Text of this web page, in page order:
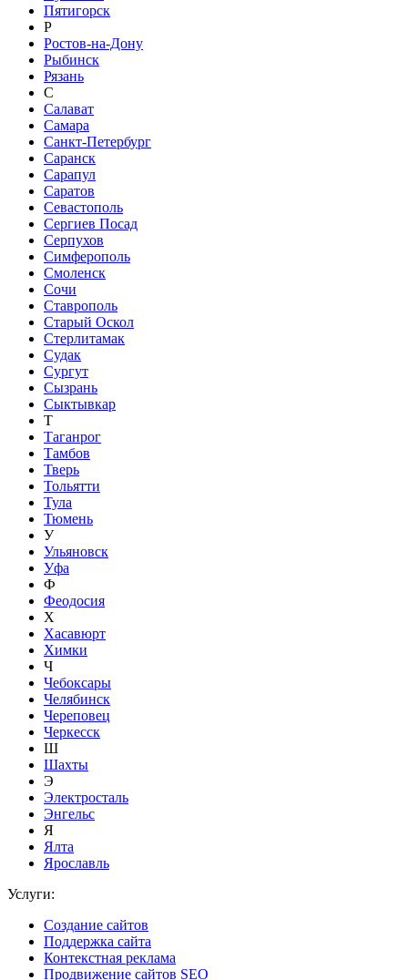
Пятигорск
Р
Ростов-на-Дону
Рыбинск
Рязань
С
Салават
Самара
Санкт-Петербург
Саранск
Сарапул
Саратов
Севастополь
Сергиев Посад
Серпухов
Симферополь
Смоленск
Сочи
Ставрополь
Старый Оскол
Стерлитамак
Судак
Сургут
Сызрань
Сыктывкар
Т
Таганрог
Тамбов
Тверь
Тольятти
Тула
Тюмень
У
Ульяновск
Уфа
Ф
Феодосия
Х
Хасавюрт
Химки
Ч
Чебоксары
Челябинск
Череповец
Черкесск
Ш
Шахты
Э
Электросталь
Энгельс
Я
Ялта
Ярославль
Услуги:
Создание сайтов
Поддержка сайта
Контекстная реклама
Продвижение сайтов SEO